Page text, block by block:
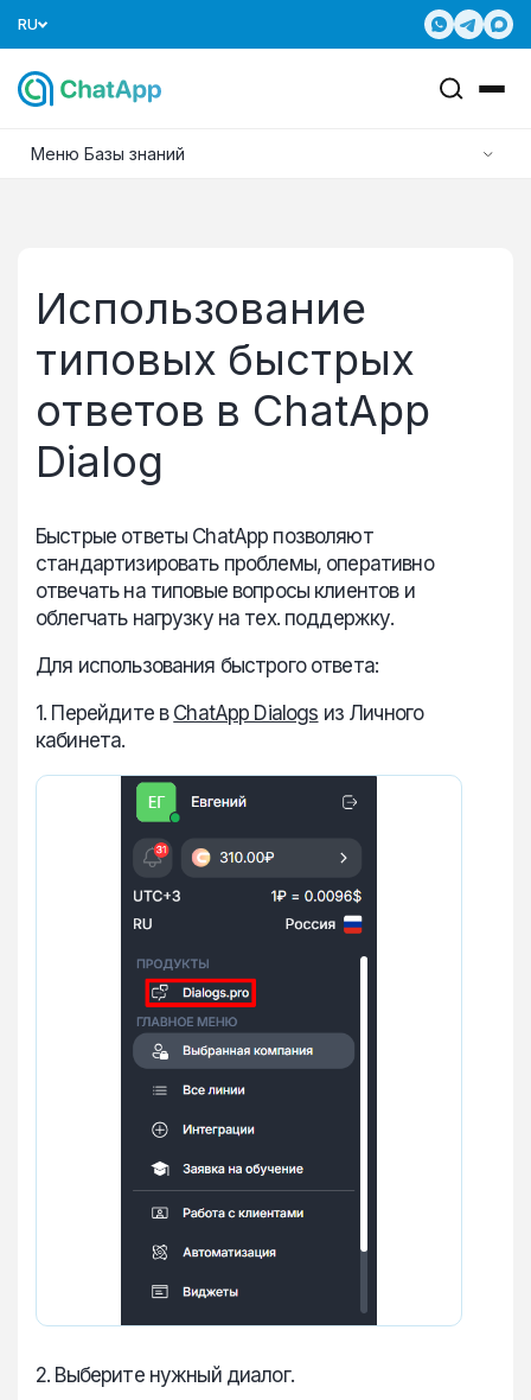
RU
Меню Базы знаний
Использование
типовых быстрых
ответов в ChatApp
Dialog
Быстрые ответы ChatApp позволяют
стандартизировать проблемы, оперативно
отвечать на типовые вопросы клиентов и
облегчать нагрузку на тех. поддержку.
Для использования быстрого ответа:
1. Перейдите в ChatApp Dialogs из Личного
кабинета.
2. Выберите нужный диалог.